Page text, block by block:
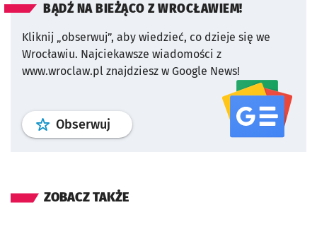
BĄDŹ NA BIEŻĄCO Z WROCŁAWIEM!
Kliknij „obserwuj”, aby wiedzieć, co dzieje się we
Wrocławiu. Najciekawsze wiadomości z
www.wroclaw.pl znajdziesz w Google News!
Obserwuj profil serwisu
ZOBACZ TAKŻE